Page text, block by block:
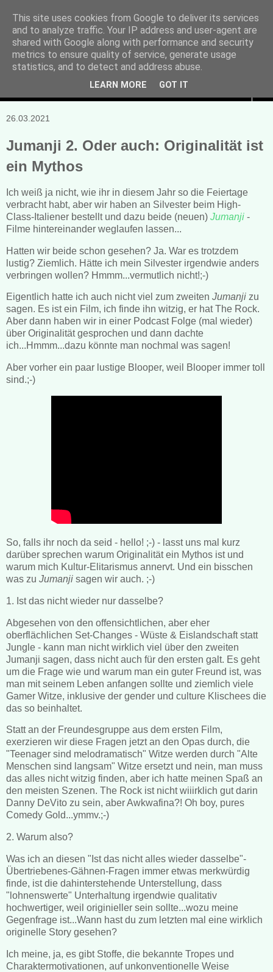
Manuela Sonntag
Bücher, Blogs & mehr
26.03.2021
Jumanji 2. Oder auch: Originalität ist
ein Mythos
Ich weiß ja nicht, wie ihr in diesem Jahr so die Feiertage
verbracht habt, aber wir haben an Silvester beim High-
Class-Italiener bestellt und dazu beide (neuen) Jumanji -
Filme hintereinander weglaufen lassen...
Hatten wir beide schon gesehen? Ja. War es trotzdem
lustig? Ziemlich. Hätte ich mein Silvester irgendwie anders
verbringen wollen? Hmmm...vermutlich nicht!;-)
Eigentlich hatte ich auch nicht viel zum zweiten Jumanji zu
sagen. Es ist ein Film, ich finde ihn witzig, er hat The Rock.
Aber dann haben wir in einer Podcast Folge (mal wieder)
über Originalität gesprochen und dann dachte
ich...Hmmm...dazu könnte man nochmal was sagen!
Aber vorher ein paar lustige Blooper, weil Blooper immer toll
sind.;-)
So, falls ihr noch da seid - hello! ;-) - lasst uns mal kurz
darüber sprechen warum Originalität ein Mythos ist und
warum mich Kultur-Elitarismus annervt. Und ein bisschen
was zu Jumanji sagen wir auch. ;-)
1. Ist das nicht wieder nur dasselbe?
Abgesehen von den offensichtlichen, aber eher
oberflächlichen Set-Changes - Wüste & Eislandschaft statt
Jungle - kann man nicht wirklich viel über den zweiten
Jumanji sagen, dass nicht auch für den ersten galt. Es geht
um die Frage wie und warum man ein guter Freund ist, was
man mit seinem Leben anfangen sollte und ziemlich viele
Gamer Witze, inklusive der gender und culture Klischees die
das so beinhaltet.
Statt an der Freundesgruppe aus dem ersten Film,
exerzieren wir diese Fragen jetzt an den Opas durch, die
"Teenager sind melodramatisch" Witze werden durch "Alte
Menschen sind langsam" Witze ersetzt und nein, man muss
das alles nicht witzig finden, aber ich hatte meinen Spaß an
den meisten Szenen. The Rock ist nicht wiiirklich gut darin
Danny DeVito zu sein, aber Awkwafina?! Oh boy, pures
Comedy Gold...ymmv.;-)
2. Warum also?
Was ich an diesen "Ist das nicht alles wieder dasselbe"-
Übertriebenes-Gähnen-Fragen immer etwas merkwürdig
finde, ist die dahinterstehende Unterstellung, dass
"lohnenswerte" Unterhaltung irgendwie qualitativ
hochwertiger, weil originieller sein sollte...wozu meine
Gegenfrage ist...Wann hast du zum letzten mal eine wirklich
originelle Story gesehen?
Ich meine, ja, es gibt Stoffe, die bekannte Tropes und
Charaktermotivationen, auf unkonventionelle Weise
This site uses cookies from Google to deliver its services
and to analyze traffic. Your IP address and user-agent are
shared with Google along with performance and security
metrics to ensure quality of service, generate usage
statistics, and to detect and address abuse.
LEARN MORE GOT IT